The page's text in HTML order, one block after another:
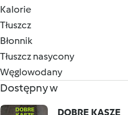
Kalorie
Tłuszcz
Błonnik
Tłuszcz nasycony
Węglowodany
Dostępny w
DOBRE KASZE